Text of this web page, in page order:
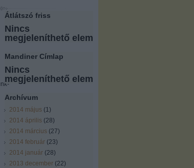
Átlátszó friss
Nincs
megjeleníthető elem
Mandiner Címlap
Nincs
megjeleníthető elem
Archívum
2014 május (1)
2014 április (28)
2014 március (27)
2014 február (23)
2014 január (28)
2013 december (22)